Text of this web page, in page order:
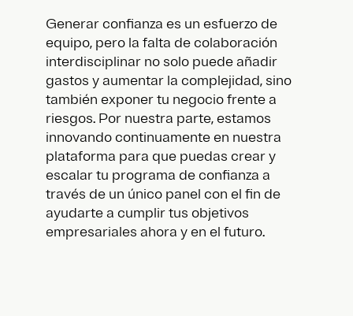
Generar confianza es un esfuerzo de
equipo, pero la falta de colaboración
interdisciplinar no solo puede añadir
gastos y aumentar la complejidad, sino
también exponer tu negocio frente a
riesgos. Por nuestra parte, estamos
innovando continuamente en nuestra
plataforma para que puedas crear y
escalar tu programa de confianza a
través de un único panel con el fin de
ayudarte a cumplir tus objetivos
empresariales ahora y en el futuro.